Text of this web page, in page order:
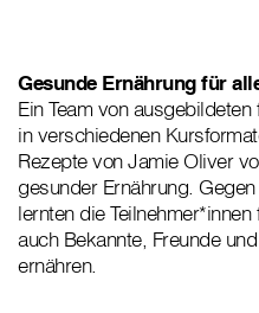
Gesunde Ernährung für
Ein Team von
in verschiedenen
Rezepte von Jamie Oliver
gesunder Ernährung.
lernten die
auch Bekannte, Freunde
ernähren.